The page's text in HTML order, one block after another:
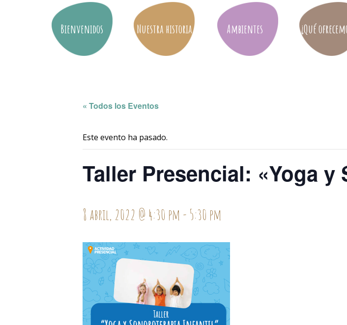
Bienvenidos Nuestra historia Ambientes ¿Qué
« Todos los Eventos
Este evento ha pasado.
Taller Presencial: «Yoga
8 abril, 2022 @ 4:30 pm - 5:30 pm